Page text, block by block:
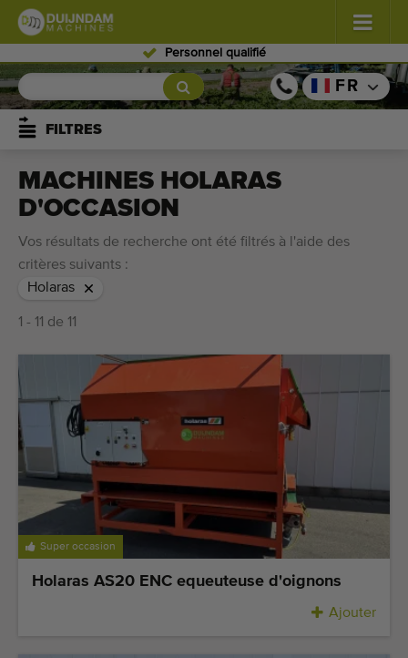
Personnel qualifié
Fleurs et plantes (576)
Légumes de plein champ
Légumes de serre (347)
Fruits (333)
Convoyeurs
Vendre vos machines!
Dernières machines consultées
Dernières machines arrivées
Alertes Machines
Importez une machine
Machines
FR
FILTRES
MACHINES HOLARAS
D'OCCASION
Vos résultats de recherche ont été filtrés à l'aide des
critères suivants :
Holaras
1 - 11 de 11
Super occasion
Holaras AS20 ENC equeuteuse d'oignons
Ajouter